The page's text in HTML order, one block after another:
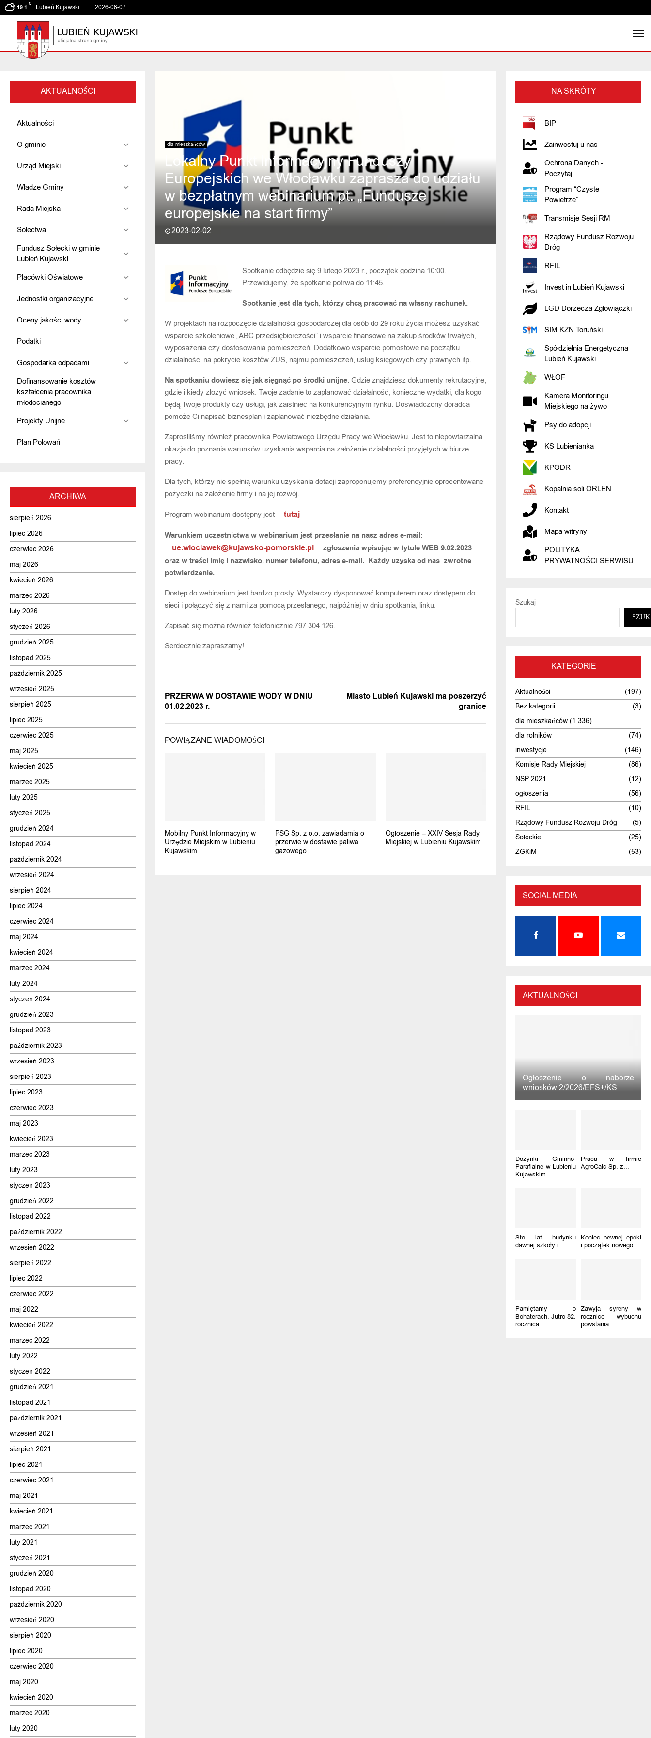
19.1
C Lubień Kujawski 2026-08-07
dla mieszkańców
Lokalny Punkt Informacyjny Funduszy
Europejskich we Włocławku zaprasza do udziału
w bezpłatnym webinarium pt. „Fundusze
europejskie na start firmy”
2023-02-02
Spotkanie odbędzie się 9 lutego 2023 r., początek godzina 10:00.
Przewidujemy, że spotkanie potrwa do 11:45.
Spotkanie jest dla tych, którzy chcą pracować na własny rachunek.
W projektach na rozpoczęcie działalności gospodarczej dla osób do 29 roku życia możesz uzyskać
wsparcie szkoleniowe „ABC przedsiębiorczości” i wsparcie finansowe na zakup środków trwałych,
wyposażenia czy dostosowania pomieszczeń. Dodatkowo wsparcie pomostowe na początku
działalności na pokrycie kosztów ZUS, najmu pomieszczeń, usług księgowych czy prawnych itp.
Na spotkaniu dowiesz się jak sięgnąć po środki unijne. Gdzie znajdziesz dokumenty rekrutacyjne,
gdzie i kiedy złożyć wniosek. Twoje zadanie to zaplanować działalność, konieczne wydatki, dla kogo
będą Twoje produkty czy usługi, jak zaistnieć na konkurencyjnym rynku. Doświadczony doradca
pomoże Ci napisać biznesplan i zaplanować niezbędne działania.
Zaprosiliśmy również pracownika Powiatowego Urzędu Pracy we Włocławku. Jest to niepowtarzalna
okazja do poznania warunków uzyskania wsparcia na założenie działalności przyjętych w biurze
pracy.
Dla tych, którzy nie spełnią warunku uzyskania dotacji zaproponujemy preferencyjnie oprocentowane
pożyczki na założenie firmy i na jej rozwój.
Program webinarium dostępny jest tutaj
Warunkiem uczestnictwa w webinarium jest przesłanie na nasz adres e-mail:
ue.wloclawek@kujawsko-pomorskie.pl
zgłoszenia wpisując w tytule WEB 9.02.2023
oraz w treści imię i nazwisko, numer telefonu, adres e-mail. Każdy uzyska od nas zwrotne
potwierdzenie.
Dostęp do webinarium jest bardzo prosty. Wystarczy dysponować komputerem oraz dostępem do
sieci i połączyć się z nami za pomocą przesłanego, najpóźniej w dniu spotkania, linku.
Zapisać się można również telefonicznie 797 304 126.
Serdecznie zapraszamy!
PRZERWA W DOSTAWIE WODY W DNIU
01.02.2023 r.
Miasto Lubień Kujawski ma poszerzyć
granice
POWIĄZANE WIADOMOŚCI
Mobilny Punkt Informacyjny w
Urzędzie Miejskim w Lubieniu
Kujawskim
PSG Sp. z o.o. zawiadamia o
przerwie w dostawie paliwa
gazowego
Ogłoszenie – XXIV Sesja Rady
Miejskiej w Lubieniu Kujawskim
AKTUALNOŚCI
Aktualności
O gminie
Urząd Miejski
Władze Gminy
Rada Miejska
Sołectwa
Fundusz Sołecki w gminie
Lubień Kujawski
Placówki Oświatowe
Jednostki organizacyjne
Oceny jakości wody
Podatki
Gospodarka odpadami
Dofinansowanie kosztów
kształcenia pracownika
młodocianego
Projekty Unijne
Plan Polowań
ARCHIWA
sierpień 2026
lipiec 2026
czerwiec 2026
maj 2026
kwiecień 2026
marzec 2026
luty 2026
styczeń 2026
grudzień 2025
listopad 2025
październik 2025
wrzesień 2025
sierpień 2025
lipiec 2025
czerwiec 2025
maj 2025
kwiecień 2025
marzec 2025
luty 2025
styczeń 2025
grudzień 2024
listopad 2024
październik 2024
wrzesień 2024
sierpień 2024
lipiec 2024
czerwiec 2024
maj 2024
kwiecień 2024
marzec 2024
luty 2024
styczeń 2024
grudzień 2023
listopad 2023
październik 2023
wrzesień 2023
sierpień 2023
lipiec 2023
czerwiec 2023
maj 2023
kwiecień 2023
marzec 2023
luty 2023
styczeń 2023
grudzień 2022
listopad 2022
październik 2022
wrzesień 2022
sierpień 2022
lipiec 2022
czerwiec 2022
maj 2022
kwiecień 2022
marzec 2022
luty 2022
styczeń 2022
grudzień 2021
listopad 2021
październik 2021
wrzesień 2021
sierpień 2021
lipiec 2021
czerwiec 2021
maj 2021
kwiecień 2021
marzec 2021
luty 2021
styczeń 2021
grudzień 2020
listopad 2020
październik 2020
wrzesień 2020
sierpień 2020
lipiec 2020
czerwiec 2020
maj 2020
kwiecień 2020
marzec 2020
luty 2020
NA SKRÓTY
BIP
Zainwestuj u nas
Ochrona Danych -
Poczytaj!
Program “Czyste
Powietrze”
Transmisje Sesji RM
Rządowy Fundusz Rozwoju
Dróg
RFIL
Invest in Lubień Kujawski
LGD Dorzecza Zgłowiączki
SIM KZN Toruński
Spółdzielnia Energetyczna
Lubień Kujawski
WŁOF
Kamera Monitoringu
Miejskiego na żywo
Psy do adopcji
KS Lubienianka
KPODR
Kopalnia soli ORLEN
Kontakt
Mapa witryny
POLITYKA
PRYWATNOŚCI SERWISU
Szukaj
KATEGORIE
Aktualności
(197)
Bez kategorii
(3)
dla mieszkańców (1 336)
dla rolników
(74)
inwestycje
(146)
Komisje Rady Miejskiej
(86)
NSP 2021
(12)
ogłoszenia
(56)
RFIL
(10)
Rządowy Fundusz Rozwoju Dróg
(5)
Sołeckie
(25)
ZGKiM
(53)
SOCIAL MEDIA
AKTUALNOŚCI
Ogłoszenie o naborze
wniosków 2/2026/EFS+/KS
Dożynki Gminno-
Parafialne w Lubieniu
Kujawskim –...
Praca w firmie
AgroCalc Sp. z...
Sto lat budynku
dawnej szkoły i...
Koniec pewnej epoki
i początek nowego...
Pamiętamy o
Bohaterach. Jutro 82.
rocznica...
Zawyją syreny w
rocznicę wybuchu
powstania...